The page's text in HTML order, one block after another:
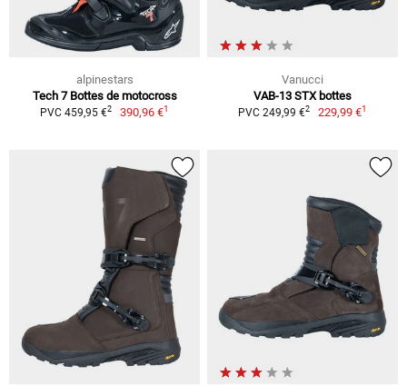
alpinestars
Tech 7 Bottes de motocross
PVC 459,95 €2 390,96 €1
Vanucci
VAB-13 STX bottes
PVC 249,99 €2 229,99 €1